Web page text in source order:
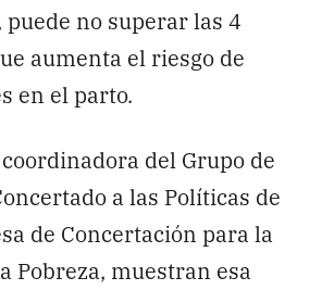
puede no superar las 4
aumenta el riesgo de
en el parto.
del Grupo de
a las Políticas de
de Concertación para la
Pobreza, muestran esa